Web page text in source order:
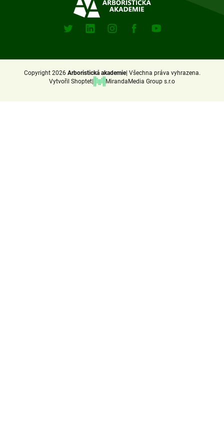
Sociální
sitě
X
LinkedinInstagramFacebookYoutube
Vytvořil Shoptet MirandaMedia Group s.r.o
Copyright 2026 Arboristická akademie Všechna práva vyhrazena.